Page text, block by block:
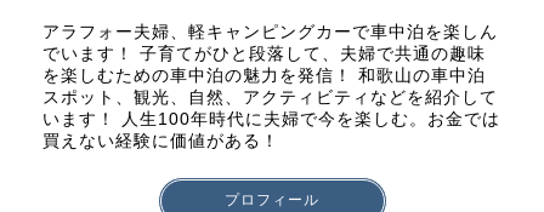
アラフォー夫婦、軽キャンピングカーで車中泊を楽しん
でいます！ 子育てがひと段落して、夫婦で共通の趣味
を楽しむための車中泊の魅力を発信！ 和歌山の車中泊
スポット、観光、自然、アクティビティなどを紹介して
います！ 人生100年時代に夫婦で今を楽しむ。お金では
買えない経験に価値がある！
プロフィール